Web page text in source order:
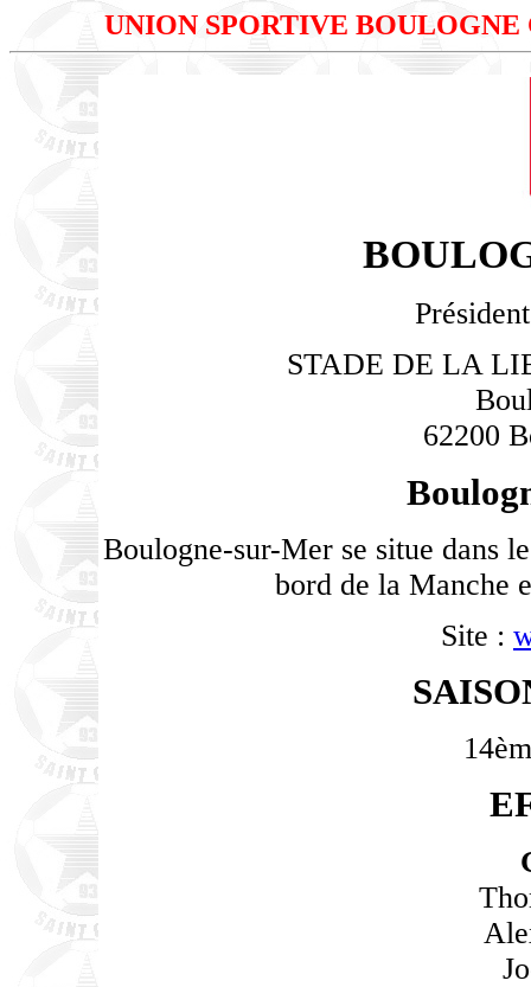
UNION SPORTIVE BOULOGNE
STADE DE LA
62200
Boulogne-sur-Mer se situe dans
bord de la Manche
Site :